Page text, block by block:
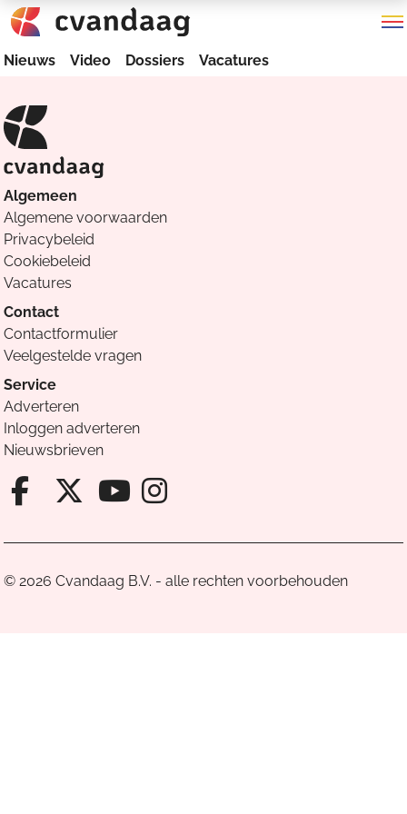
Nieuws Video Dossiers Vacatures
Algemeen
Algemene voorwaarden
Privacybeleid
Cookiebeleid
Vacatures
Contact
Contactformulier
Veelgestelde vragen
Service
Adverteren
Inloggen adverteren
Nieuwsbrieven
Facebook van Cvandaag
X van Cvandaag
Instagram van
© 2026 Cvandaag B.V. - alle rechten voorbehouden